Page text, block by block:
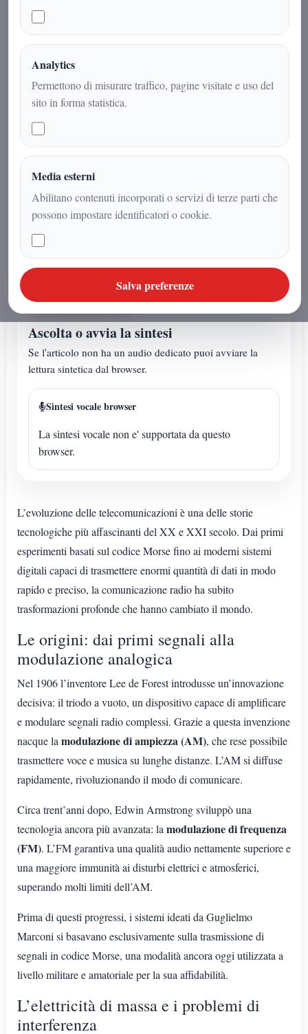
L’evoluzione delle telecomunicazioni è
una delle storie tecnologiche più
affascinanti del XX e XXI secolo. Dai
primi esperimenti basati sul codice
Morse fino ai moderni sistemi digitali
capaci di trasmettere enormi quantità
di dati in modo rapido e preciso, la
comunicazione radio ha subito
trasformazioni profonde che hanno
cambiato il mondo.
AUDIO ARTICOLO
Ascolta o avvia la sintesi
Se l'articolo non ha un audio dedicato puoi avviare la
lettura sintetica dal browser.
Sintesi vocale browser
La sintesi vocale non e' supportata da questo
browser.
L’evoluzione delle telecomunicazioni è una delle storie
tecnologiche più affascinanti del XX e XXI secolo. Dai primi
esperimenti basati sul codice Morse fino ai moderni sistemi
digitali capaci di trasmettere enormi quantità di dati in modo
rapido e preciso, la comunicazione radio ha subito
trasformazioni profonde che hanno cambiato il mondo.
Le origini: dai primi segnali alla
modulazione analogica
Nel 1906 l’inventore Lee de Forest introdusse un’innovazione
decisiva: il triodo a vuoto, un dispositivo capace di amplificare
e modulare segnali radio complessi. Grazie a questa invenzione
nacque la modulazione di ampiezza (AM), che rese possibile
trasmettere voce e musica su lunghe distanze. L’AM si diffuse
rapidamente, rivoluzionando il modo di comunicare.
Circa trent’anni dopo, Edwin Armstrong sviluppò una
tecnologia ancora più avanzata: la modulazione di frequenza
(FM). L’FM garantiva una qualità audio nettamente superiore e
una maggiore immunità ai disturbi elettrici e atmosferici,
superando molti limiti dell’AM.
Prima di questi progressi, i sistemi ideati da Guglielmo
Marconi si basavano esclusivamente sulla trasmissione di
segnali in codice Morse, una modalità ancora oggi utilizzata a
livello militare e amatoriale per la sua affidabilità.
L’elettricità di massa e i problemi di
interferenza
Analytics
Permettono di misurare traffico, pagine visitate e uso del
sito in forma statistica.
Media esterni
Abilitano contenuti incorporati o servizi di terze parti che
possono impostare identificatori o cookie.
Salva preferenze